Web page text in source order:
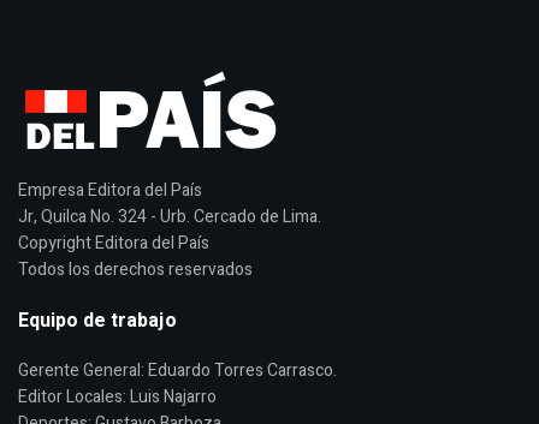
Empresa Editora del País
Jr, Quilca No. 324 - Urb. Cercado de Lima.
Copyright Editora del País
Todos los derechos reservados
Equipo de trabajo
Gerente General: Eduardo Torres Carrasco.
Editor Locales: Luis Najarro